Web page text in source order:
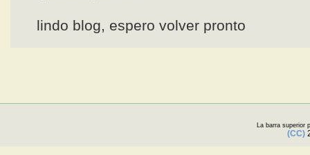
lindo blog, espero volver pronto
La barra superior
(CC)